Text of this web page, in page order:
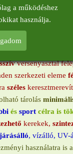
versenyasztal
szerkezeti eleme
széles
tárolás
és sport célra is
kerekek,
, vízálló, UV-
használatra is
a működéshez
használja.